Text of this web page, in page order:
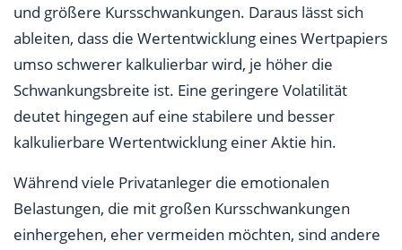
und größere Kursschwankungen. Daraus lässt sich
ableiten, dass die Wertentwicklung eines Wertpapiers
umso schwerer kalkulierbar wird, je höher die
Schwankungsbreite ist. Eine geringere Volatilität
deutet hingegen auf eine stabilere und besser
kalkulierbare Wertentwicklung einer Aktie hin.
Während viele Privatanleger die emotionalen
Belastungen, die mit großen Kursschwankungen
einhergehen, eher vermeiden möchten, sind andere